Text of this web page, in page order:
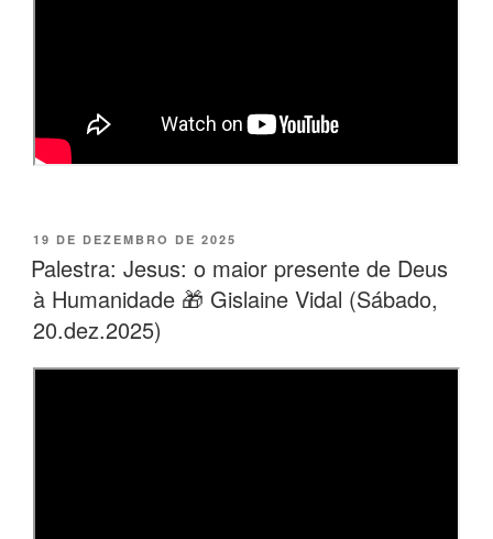
PUBLICADO
EM
19 DE DEZEMBRO DE 2025
Palestra: Jesus: o maior presente de Deus
à Humanidade 🎁 Gislaine Vidal (Sábado,
20.dez.2025)